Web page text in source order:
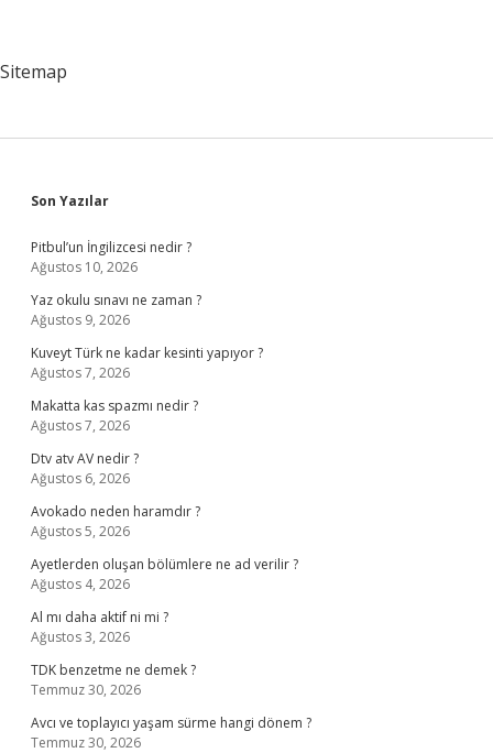
Sitemap
Sidebar
Son Yazılar
Pitbul’un İngilizcesi nedir ?
Ağustos 10, 2026
Yaz okulu sınavı ne zaman ?
Ağustos 9, 2026
Kuveyt Türk ne kadar kesinti yapıyor ?
Ağustos 7, 2026
Makatta kas spazmı nedir ?
Ağustos 7, 2026
Dtv atv AV nedir ?
Ağustos 6, 2026
Avokado neden haramdır ?
Ağustos 5, 2026
Ayetlerden oluşan bölümlere ne ad verilir ?
Ağustos 4, 2026
Al mı daha aktif ni mi ?
Ağustos 3, 2026
TDK benzetme ne demek ?
Temmuz 30, 2026
Avcı ve toplayıcı yaşam sürme hangi dönem ?
Temmuz 30, 2026